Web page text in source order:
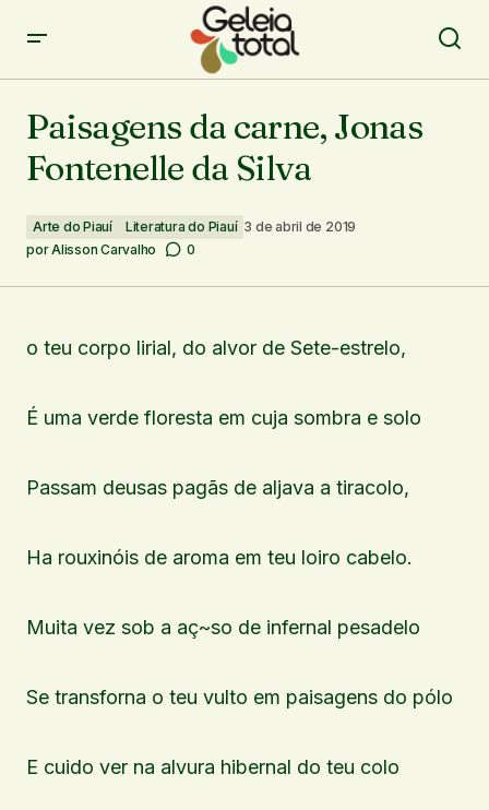
Paisagens da carne, Jonas
Fontenelle da Silva
Arte do Piauí Literatura do Piauí 3 de abril de 2019
porAlisson Carvalho 0
o teu corpo lirial, do alvor de Sete-estrelo,
É uma verde floresta em cuja sombra e solo
Passam deusas pagãs de aljava a tiracolo,
Ha rouxinóis de aroma em teu loiro cabelo.
Muita vez sob a aç~so de infernal pesadelo
Se transforna o teu vulto em paisagens do pólo
E cuido ver na alvura hibernal do teu colo